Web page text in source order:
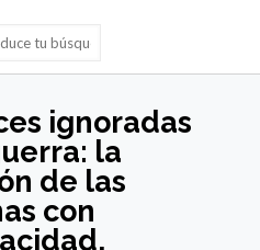
ignoradas
la
de las
con